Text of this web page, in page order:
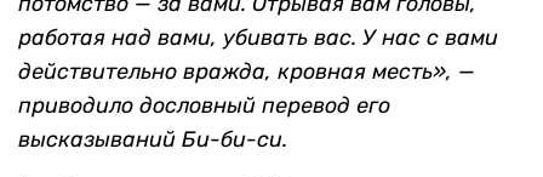
работая над вами, убивать вас. У нас с вами
действительно вражда, кровная месть», —
приводило дословный перевод его
высказываний Би-би-си.